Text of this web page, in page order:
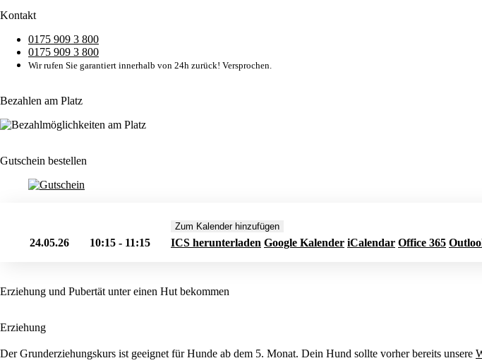
Kontakt
0175 909 3 800
0175 909 3 800
Wir rufen Sie garantiert innerhalb von 24h zurück! Versprochen.
Bezahlen am Platz
Gutschein bestellen
24.05.26 10:15 - 11:15
Zum Kalender hinzufügen
ICS herunterladen Google Kalender iCalendar Office 365
Erziehung und Pubertät unter einen Hut bekommen
Erziehung
Der Grunderziehungskurs ist geeignet für Hunde ab dem 5. Monat. Dein Hund sollte vorher bereits unsere